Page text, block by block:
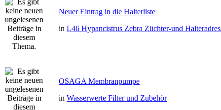
Neuer Eintrag in die Halterliste
in L46 Hypancistrus Zebra Züchter-und
OSAGA Membranpumpe
in Wasserwerte Filter und Zubehör